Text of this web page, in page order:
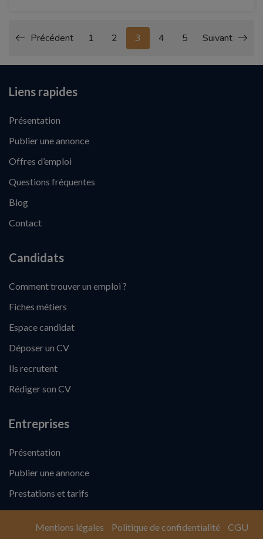
Précédent 1 2 3 4 5 Suivant
Liens rapides
Présentation
Publier une annonce
Offres d’emploi
Questions fréquentes
Blog
Contact
Candidats
Comment trouver un emploi ?
Fiches métiers
Espace candidat
Déposer un CV
Ils recrutent
Rédiger son CV
Entreprises
Présentation
Publier une annonce
Prestations et tarifs
Mentions légales Politique de confidentialité
CGU